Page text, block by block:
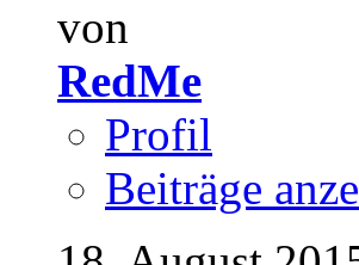
von
RedMe
Profil
Beiträge